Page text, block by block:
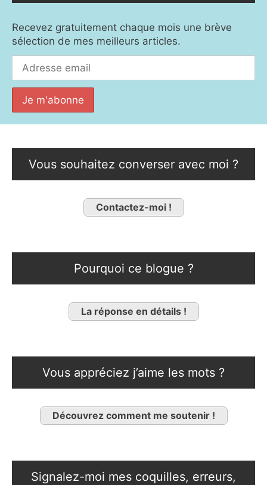
Recevez gratuitement chaque mois une brève
sélection de mes meilleurs articles.
Vous souhaitez converser avec moi ?
Contactez-moi !
Pourquoi ce blogue ?
La réponse en détails !
Vous appréciez j’aime les mots ?
Découvrez comment me soutenir !
Signalez-moi mes coquilles, erreurs,